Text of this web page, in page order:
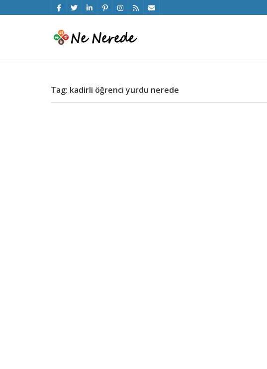
Tag: kadirli öğrenci yurdu nerede